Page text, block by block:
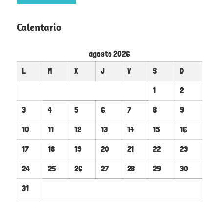
Calentario
agosto 2026
L
M X J V S
D
1
2
3
4 5 6 7 8
9
10
11 12 13 14 15
16
17
18 19 20 21 22
23
24
25 26 27 28 29
30
31